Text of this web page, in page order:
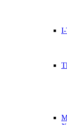
I-